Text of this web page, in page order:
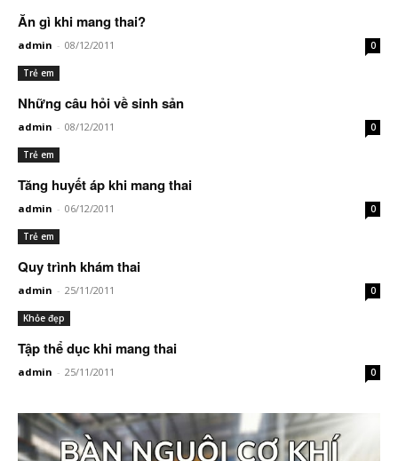
Ăn gì khi mang thai?
admin - 08/12/2011 0
Trẻ em
Những câu hỏi về sinh sản
admin - 08/12/2011 0
Trẻ em
Tăng huyết áp khi mang thai
admin - 06/12/2011 0
Trẻ em
Quy trình khám thai
admin - 25/11/2011 0
Khỏe đẹp
Tập thể dục khi mang thai
admin - 25/11/2011 0